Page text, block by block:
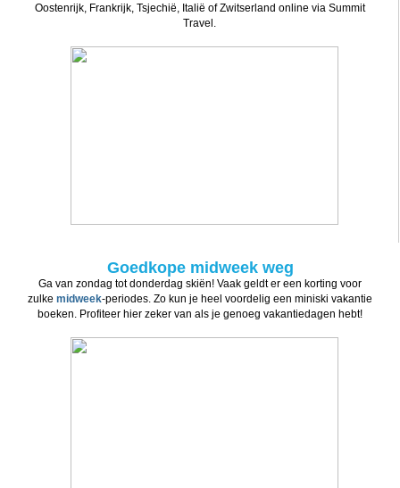
Oostenrijk, Frankrijk, Tsjechië, Italië of Zwitserland online via Summit
Travel.
Goedkope midweek weg
Ga van zondag tot donderdag skiën! Vaak geldt er een korting voor
zulke midweek-periodes. Zo kun je heel voordelig een miniski vakantie
boeken. Profiteer hier zeker van als je genoeg vakantiedagen hebt!